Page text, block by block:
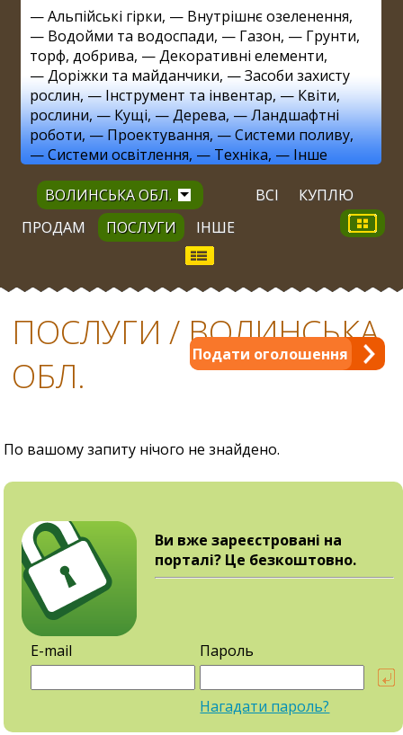
—Альпійські гірки, — Внутрішнє озеленення,
— Водойми та водоспади, — Газон, — Грунти,
торф, добрива, —Декоративні елементи,
—Доріжки та майданчики, —Засоби захисту
рослин, —Інструмент та інвентар, —Квіти,
рослини, —Кущі, —Дерева, —Ландшафтні
роботи, —Проектування, —Системи поливу,
—Системи освітлення, —Техніка, —Інше
ВОЛИНСЬКА ОБЛ. ВСІ
КУПЛЮ
ПРОДАМ
ПОСЛУГИ ІНШЕ
Подати оголошення
ПОСЛУГИ / ВОЛИНСЬКА
ОБЛ.
По вашому запиту нічого не знайдено.
Ви вже зареєстровані на
порталі? Це безкоштовно.
E-mail Пароль
Нагадати пароль?